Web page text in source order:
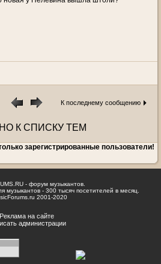
К последнему сообщению
К СПИСКУ ТЕМ
зарегистрированные пользователи!
- форум музыкантов.
музыкантов - 300 тысяч посетителей в месяц.
2001-2020
Реклама на сайте
администрации